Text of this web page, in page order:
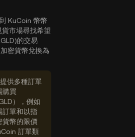
KuCoin 幣幣
市場尋找希望
的交易
密貨幣兌換為
供多種訂單
購買
），例如
訂單和以指
貨幣的限價
訂單類